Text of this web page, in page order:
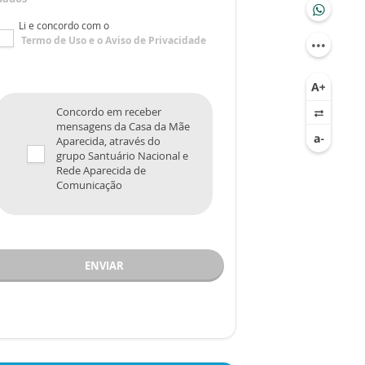
Li e concordo com o
Termo de Usoe oAviso de Privacidade
Concordo em receber
mensagens da Casa da Mãe
Aparecida, através do
grupo Santuário Nacional e
Rede Aparecida de
Comunicação
ENVIAR